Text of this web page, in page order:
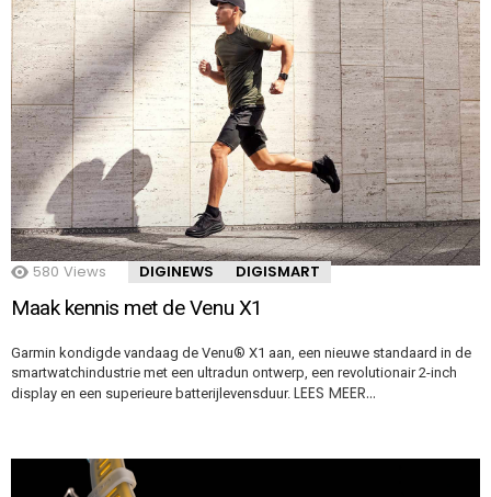
580 Views DIGINEWS DIGISMART
Maak kennis met de Venu X1
Garmin kondigde vandaag de Venu® X1 aan, een nieuwe standaard in de
smartwatchindustrie met een ultradun ontwerp, een revolutionair 2-inch
display en een superieure batterijlevensduur. LEES MEER…